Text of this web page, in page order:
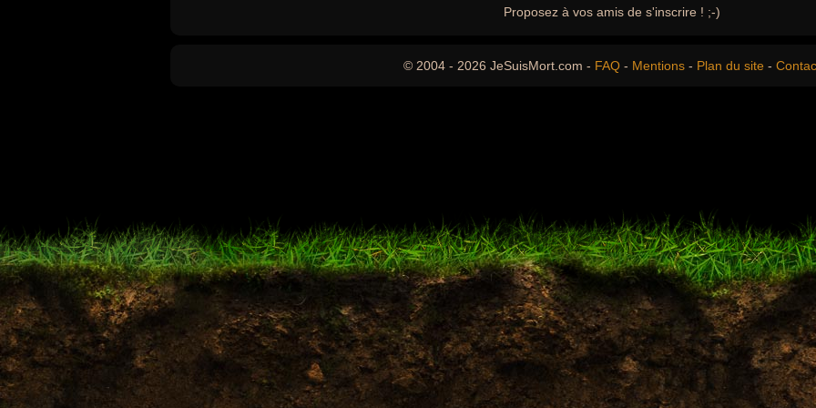
Proposez à vos amis de s'inscrire ! ;-)
© 2004 - 2026 JeSuisMort.com - FAQ - Mentions - Plan du site -